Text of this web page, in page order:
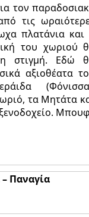
τον
τις
πλατάνια και
του χωριού
στιγμή. Εδώ
αξιοθέατα
τα Μητάτα
Παναγία